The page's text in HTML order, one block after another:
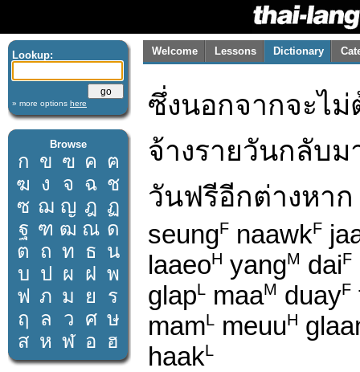
Lookup:
» more options here
Browse
ก ข ฃ ค ฅ
ฆ ง จ ฉ ช
ซ ฌ ญ ฎ ฏ
ฐ ฑ ฒ ณ ด
ต ถ ท ธ น
บ ป ผ ฝ พ
ฟ ภ ม ย
ร
ฤ
ล ว ศ ษ
ส ห ฬ อ ฮ
Welcome Lessons Dictionary
ซึ่งนอกจากจะไม่
จ้างรายวันกลับ
วันฟรีอีกต่างหาก
seungF naawkF
laaeoH yangM daiF
glapL maaM duayF
mamL meuuH
haakL